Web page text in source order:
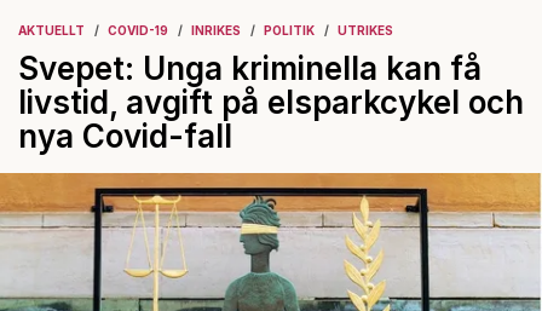
AKTUELLT COVID-19 INRIKES POLITIK UTRIKES
Svepet: Unga kriminella kan få
livstid, avgift på elsparkcykel och
nya Covid-fall